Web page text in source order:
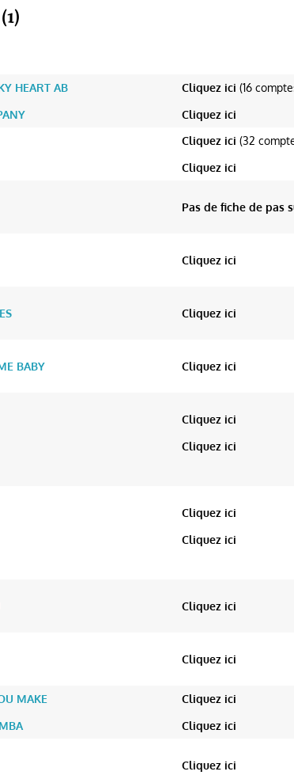
EXPLICATION DES PAS
HEART AB
Cliquez ici (16
Cliquez ici
Cliquez ici (32
Cliquez ici
Pas de fiche de pas
Cliquez ici
Cliquez ici
BABY Cliquez ici
Cliquez ici
Cliquez ici
Cliquez ici
Cliquez ici
Cliquez ici
Cliquez ici
MAKE
Cliquez ici
Cliquez ici
Cliquez ici